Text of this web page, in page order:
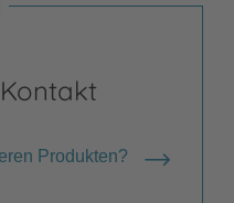
Produkten?